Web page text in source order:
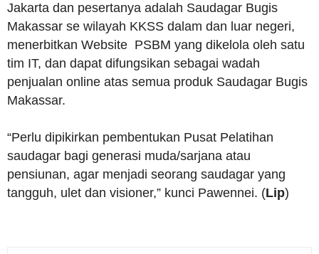
Jakarta dan pesertanya adalah Saudagar Bugis
Makassar se wilayah KKSS dalam dan luar negeri,
menerbitkan Website PSBM yang dikelola oleh satu
tim IT, dan dapat difungsikan sebagai wadah
penjualan online atas semua produk Saudagar Bugis
Makassar.
“Perlu dipikirkan pembentukan Pusat Pelatihan
saudagar bagi generasi muda/sarjana atau
pensiunan, agar menjadi seorang saudagar yang
tangguh, ulet dan visioner,” kunci Pawennei. (Lip)